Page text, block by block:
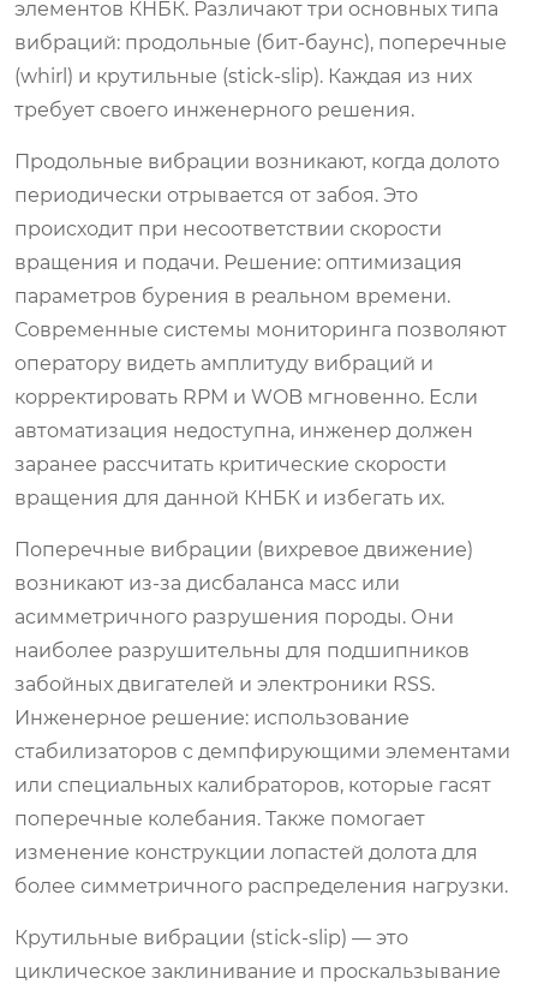
элементов КНБК. Различают три основных типа
вибраций: продольные (бит-баунс), поперечные
(whirl) и крутильные (stick-slip). Каждая из них
требует своего инженерного решения.
Продольные вибрации возникают, когда долото
периодически отрывается от забоя. Это
происходит при несоответствии скорости
вращения и подачи. Решение: оптимизация
параметров бурения в реальном времени.
Современные системы мониторинга позволяют
оператору видеть амплитуду вибраций и
корректировать RPM и WOB мгновенно. Если
автоматизация недоступна, инженер должен
заранее рассчитать критические скорости
вращения для данной КНБК и избегать их.
Поперечные вибрации (вихревое движение)
возникают из-за дисбаланса масс или
асимметричного разрушения породы. Они
наиболее разрушительны для подшипников
забойных двигателей и электроники RSS.
Инженерное решение: использование
стабилизаторов с демпфирующими элементами
или специальных калибраторов, которые гасят
поперечные колебания. Также помогает
изменение конструкции лопастей долота для
более симметричного распределения нагрузки.
Крутильные вибрации (stick-slip) — это
циклическое заклинивание и проскальзывание